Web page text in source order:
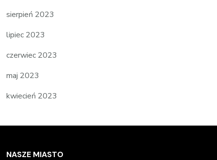
sierpień 2023
lipiec 2023
czerwiec 2023
maj 2023
kwiecień 2023
NASZE MIASTO